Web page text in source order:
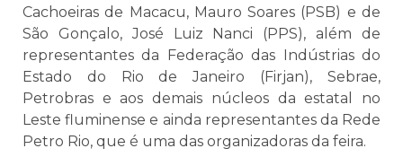
Cachoeiras de Macacu, Mauro Soares (PSB) e de
São Gonçalo, José Luiz Nanci (PPS), além de
representantes da Federação das Indústrias do
Estado do Rio de Janeiro (Firjan), Sebrae,
Petrobras e aos demais núcleos da estatal no
Leste fluminense e ainda representantes da Rede
Petro Rio, que é uma das organizadoras da feira.